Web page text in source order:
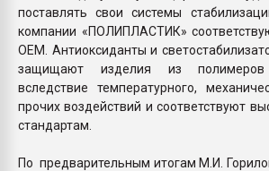
поставлять свои системы
компании «ПОЛИПЛАСТИК»
ОЕМ. Антиоксиданты и
защищают изделия из
вследствие температурного,
прочих воздействий и соответствуют
стандартам.
По предварительным итогам М.И.